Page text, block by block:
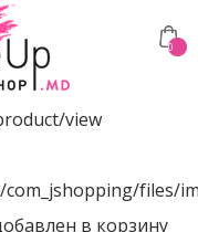
0
view
files/
в корзину